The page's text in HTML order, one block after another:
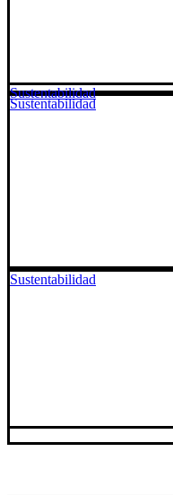
Sustentabilidad
Sustentabilidad
Sustentabilidad